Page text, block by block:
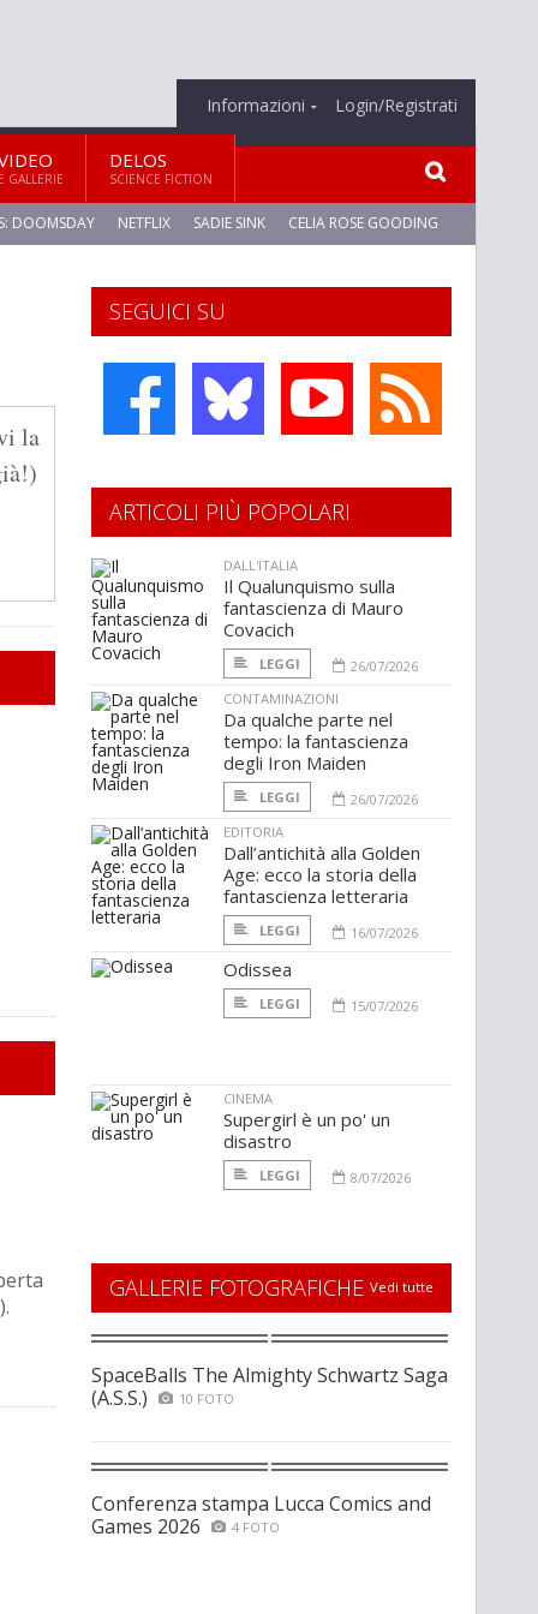
Informazioni Login/Registrati
GALLERIE
DELOS
SCIENCE FICTION
DOOMSDAY NETFLIX SADIE SINK CELIA ROSE GOODING
la
SEGUICI SU
ARTICOLI PIÙ POPOLARI
DALL'ITALIA
Il Qualunquismo sulla
fantascienza di Mauro
Covacich
LEGGI
26/07/2026
CONTAMINAZIONI
Da qualche parte nel
tempo: la fantascienza
degli Iron Maiden
LEGGI
26/07/2026
EDITORIA
Dall’antichità alla Golden
Age: ecco la storia della
fantascienza letteraria
LEGGI 16/07/2026
Odissea
LEGGI 15/07/2026
CINEMA
Supergirl è un po' un
disastro
LEGGI 8/07/2026
GALLERIE FOTOGRAFICHE Vedi tutte
SpaceBalls The Almighty Schwartz Saga
(A.S.S.)
10 FOTO
Conferenza stampa Lucca Comics and
Games 2026
4 FOTO